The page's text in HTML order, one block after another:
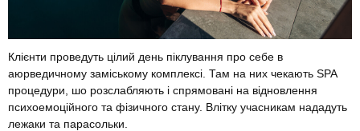
Клієнти проведуть цілий день піклування про себе в
аюрведичному заміському комплексі. Там на них чекають SPA
процедури, шо розслабляють і спрямовані на відновлення
психоемоційного та фізичного стану. Влітку учасникам нададуть
лежаки та парасольки.